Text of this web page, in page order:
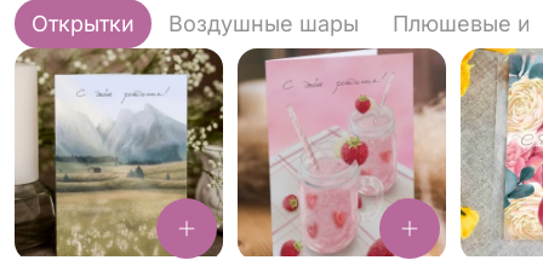
Открытки Воздушные шары Плюшевые